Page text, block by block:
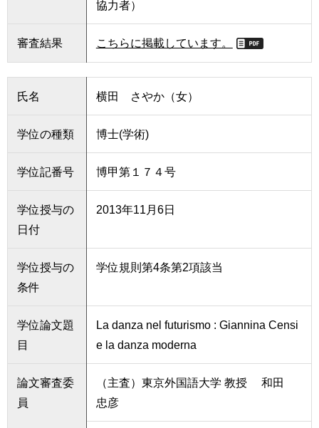
協力者）
審査結果 こちらに掲載しています。
氏名 横田 さやか（女）
学位の種類 博士(学術)
学位記番号 博甲第１７４号
学位授与の
日付
2013年11月6日
学位授与の
条件
学位規則第4条第2項該当
学位論文題
目
La danza nel futurismo : Giannina Censi
e la danza moderna
論文審査委
員
（主査）東京外国語大学 教授 和田
忠彦